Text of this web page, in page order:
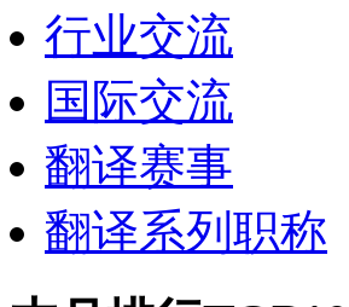
行业交流
国际交流
翻译赛事
翻译系列职称